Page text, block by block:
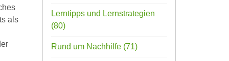
als
Lerntipps und Lernstrategien
(80)
Rund um Nachhilfe (71)